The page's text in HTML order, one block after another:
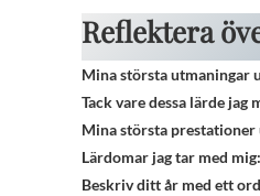
Reflektera
Mina största utmaningar
Tack vare dessa lärde jag
Mina största prestationer
Lärdomar jag tar med mig:
Beskriv ditt år med ett